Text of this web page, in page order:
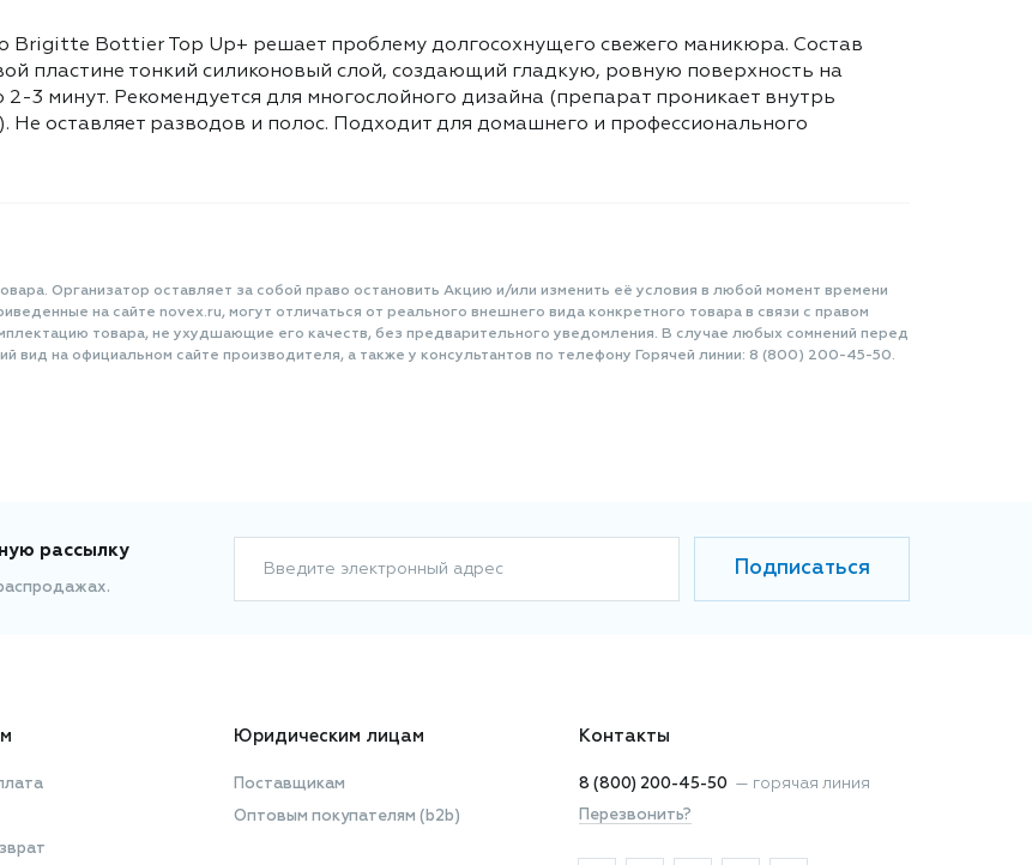
Brigitte Bottier Top Up+ решает проблему долгосохнущего свежего маникюра. Состав
пластине тонкий силиконовый слой, создающий гладкую, ровную поверхность на
3 минут. Рекомендуется для многослойного дизайна (препарат проникает внутрь
Не оставляет разводов и полос. Подходит для домашнего и профессионального
Организатор оставляет за собой право остановить Акцию и/или изменить её условия в любой момент времени
на сайте novex.ru, могут отличаться от реального внешнего вида конкретного товара в связи с правом
товара, не ухудшающие его качеств, без предварительного уведомления. В случае любых сомнений перед
вид на официальном сайте производителя, а также у консультантов по телефону Горячей линии: 8 (800) 200-45-50.
рассылку
Введите электронный адрес Подписаться
Юридическим лицам
Поставщикам
Оптовым покупателям (b2b)
Контакты
8 (800) 200-45-50 — горячая линия
Перезвонить?